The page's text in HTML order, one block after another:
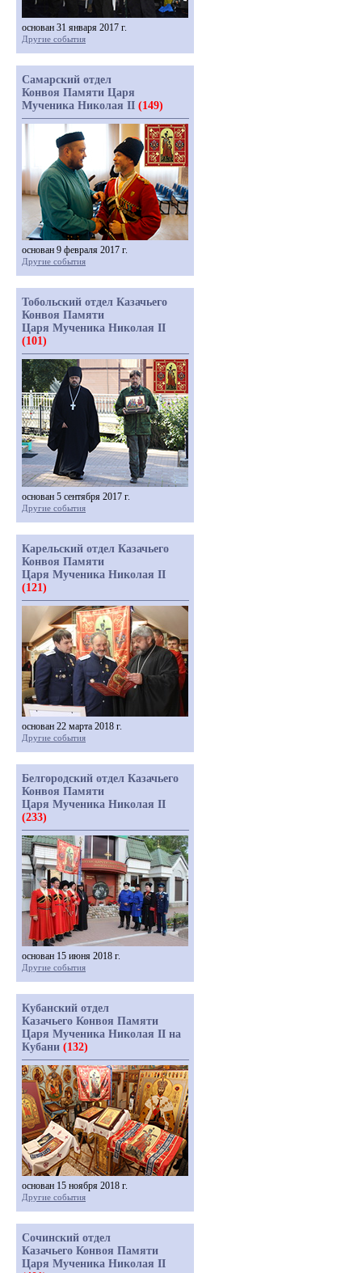
основан 31 января 2017 г.
Другие события
Самарский отдел
Конвоя Памяти Царя
Мученика Николая II (149)
основан 9 февраля 2017 г.
Другие события
Тобольский отдел Казачьего
Конвоя Памяти
Царя Мученика Николая II
(101)
основан 5 сентября 2017 г.
Другие события
Карельский отдел Казачьего
Конвоя Памяти
Царя Мученика Николая II
(121)
основан 22 марта 2018 г.
Другие события
Белгородский отдел Казачьего
Конвоя Памяти
Царя Мученика Николая II
(233)
основан 15 июня 2018 г.
Другие события
Кубанский отдел
Казачьего Конвоя Памяти
Царя Мученика Николая II на
Кубани (132)
основан 15 ноября 2018 г.
Другие события
Сочинский отдел
Казачьего Конвоя Памяти
Царя Мученика Николая II